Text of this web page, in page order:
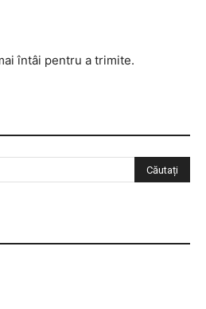
întâi pentru a trimite.